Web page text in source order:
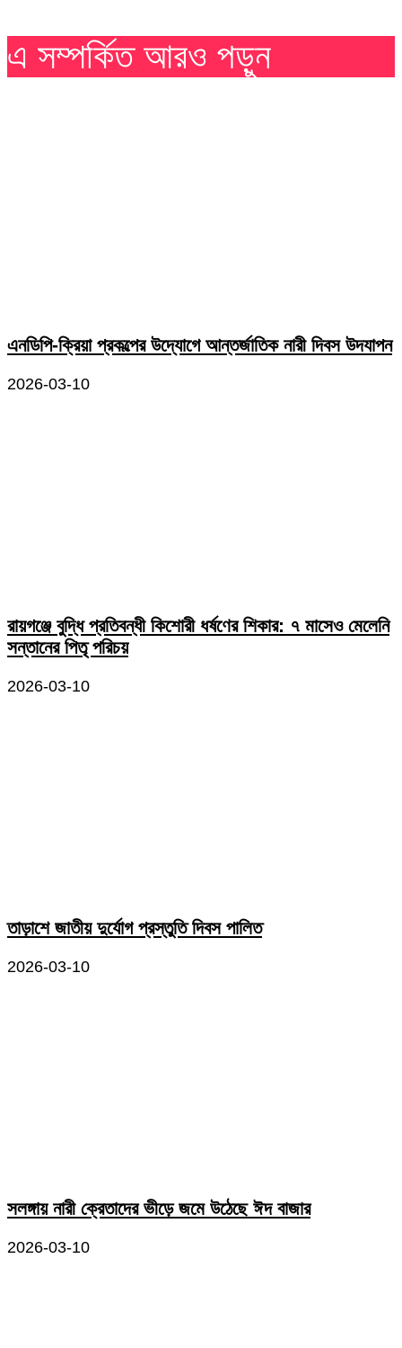
এ সম্পর্কিত আরও পড়ুন
এনডিপি-ক্রিয়া প্রকল্পের উদ্যোগে আন্তর্জাতিক নারী দিবস উদযাপন
2026-03-10
রায়গঞ্জে বুদ্ধি প্রতিবন্ধী কিশোরী ধর্ষণের শিকার: ৭ মাসেও মেলেনি
সন্তানের পিতৃ পরিচয়
2026-03-10
তাড়াশে জাতীয় দুর্যোগ প্রস্তুতি দিবস পালিত
2026-03-10
সলঙ্গায় নারী ক্রেতাদের ভীড়ে জমে উঠেছে ঈদ বাজার
2026-03-10